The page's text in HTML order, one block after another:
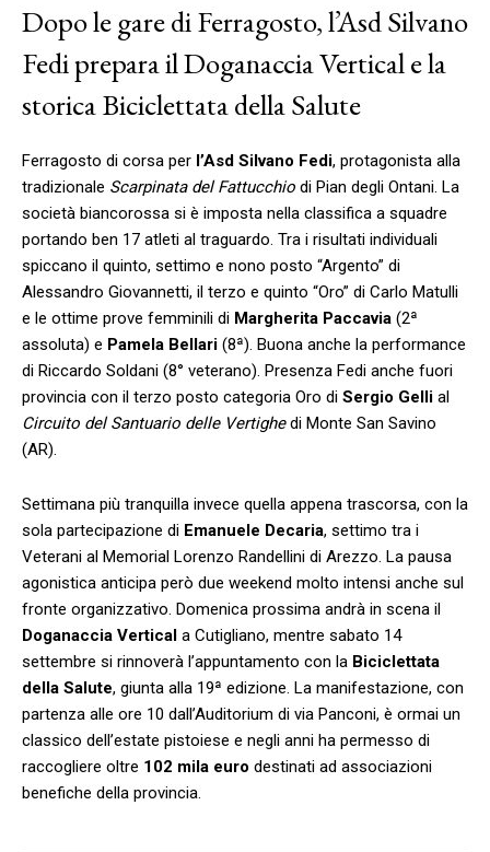
Dopo le gare di Ferragosto, l’Asd Silvano
Fedi prepara il Doganaccia Vertical e la
storica Biciclettata della Salute
Ferragosto di corsa per l’Asd Silvano Fedi, protagonista alla
tradizionale Scarpinata del Fattucchio di Pian degli Ontani. La
società biancorossa si è imposta nella classifica a squadre
portando ben 17 atleti al traguardo. Tra i risultati individuali
spiccano il quinto, settimo e nono posto “Argento” di
Alessandro Giovannetti, il terzo e quinto “Oro” di Carlo Matulli
e le ottime prove femminili di Margherita Paccavia (2ª
assoluta) e Pamela Bellari (8ª). Buona anche la performance
di Riccardo Soldani (8° veterano). Presenza Fedi anche fuori
provincia con il terzo posto categoria Oro di Sergio Gelli al
Circuito del Santuario delle Vertighedi Monte San Savino
(AR).
Settimana più tranquilla invece quella appena trascorsa, con la
sola partecipazione di Emanuele Decaria, settimo tra i
Veterani al Memorial Lorenzo Randellini di Arezzo. La pausa
agonistica anticipa però due weekend molto intensi anche sul
fronte organizzativo. Domenica prossima andrà in scena il
Doganaccia Vertical a Cutigliano, mentre sabato 14
settembre si rinnoverà l’appuntamento con la Biciclettata
della Salute, giunta alla 19ª edizione. La manifestazione, con
partenza alle ore 10 dall’Auditorium di via Panconi, è ormai un
classico dell’estate pistoiese e negli anni ha permesso di
raccogliere oltre 102 mila euro destinati ad associazioni
benefiche della provincia.